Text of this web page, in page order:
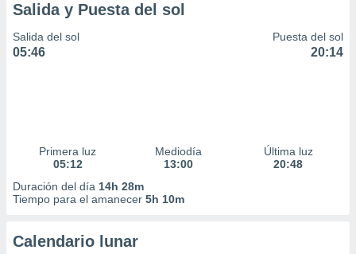
Salida y Puesta del sol
Salida del sol
05:46
Puesta del sol
20:14
Primera luz
05:12
Mediodía
13:00
Última luz
20:48
Duración del día 14h 28m
Tiempo para el amanecer 5h 10m
Calendario lunar